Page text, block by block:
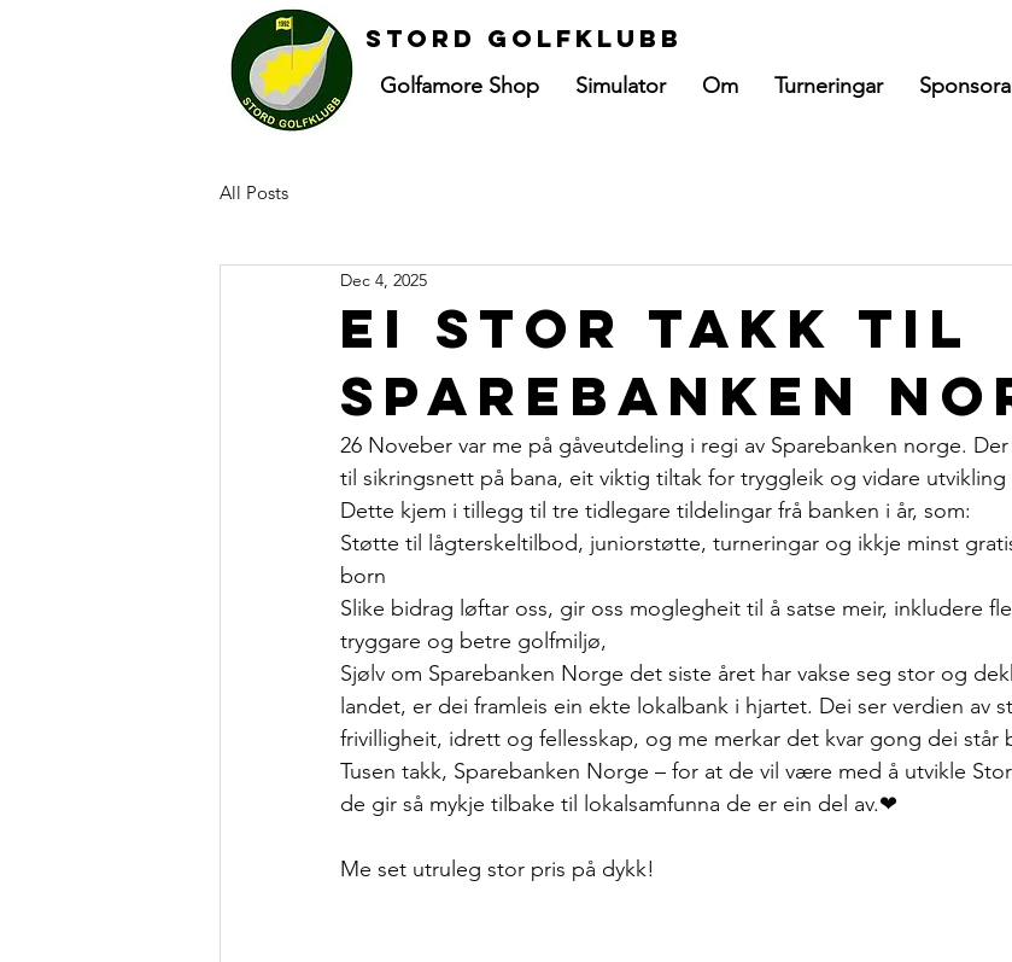
Stord golfklubb
Golfamore Shop Simulator Om Turneringar
All Posts
Ei stor takk til
Sparebanken
Dec 4, 2025
26 Noveber var me på gåveutdeling i regi av Sparebanken norge.
til sikringsnett på bana, eit viktig tiltak for tryggleik og vidare utvikling
Dette kjem i tillegg til tre tidlegare tildelingar frå banken i år, som:
Støtte til lågterskeltilbod, juniorstøtte, turneringar og ikkje minst
born
Slike bidrag løftar oss, gir oss moglegheit til å satse meir, inkludere
tryggare og betre golfmiljø,
Sjølv om Sparebanken Norge det siste året har vakse seg stor og
landet, er dei framleis ein ekte lokalbank i hjartet. Dei ser verdien av
frivilligheit, idrett og fellesskap, og me merkar det kvar gong dei står
Tusen takk, Sparebanken Norge – for at de vil være med å utvikle
de gir så mykje tilbake til lokalsamfunna de er ein del av.❤
Me set utruleg stor pris på dykk!